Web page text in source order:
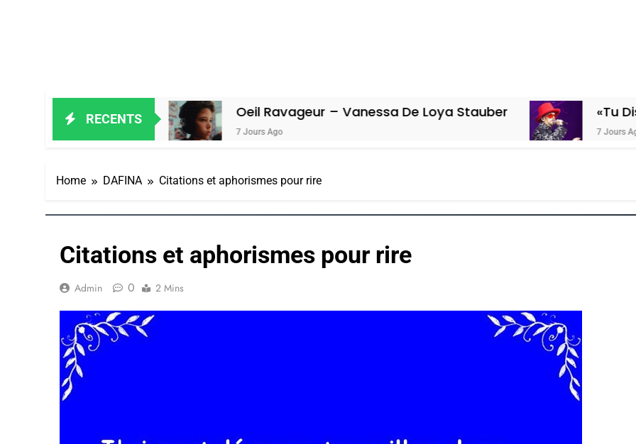
RECENTS
Amiel Oeil Ravageur – Vanessa De Loya Stauber
7 Jours Ago
«Tu Dis
7 Jours Ago
Home DAFINA Citations et aphorismes pour rire
Citations et aphorismes pour rire
Admin 0 2 Mins